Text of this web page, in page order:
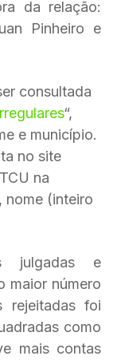
da relação:
Pinheiro e
consultada
“,
e município.
no site
na
nome (inteiro
julgadas e
maior número
rejeitadas foi
como
mais contas